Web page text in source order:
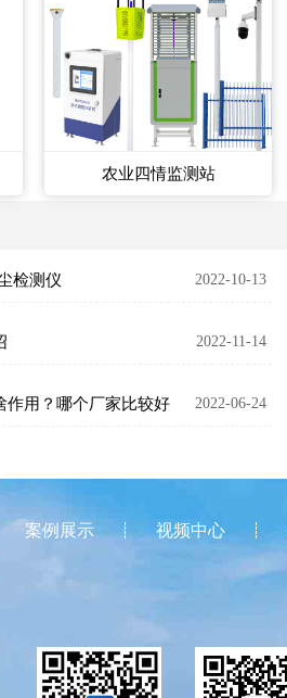
农业四情监测站
检测仪 2022-10-13
2022-11-14
作用？哪个厂家比较好 2022-06-24
案例展示 视频中心